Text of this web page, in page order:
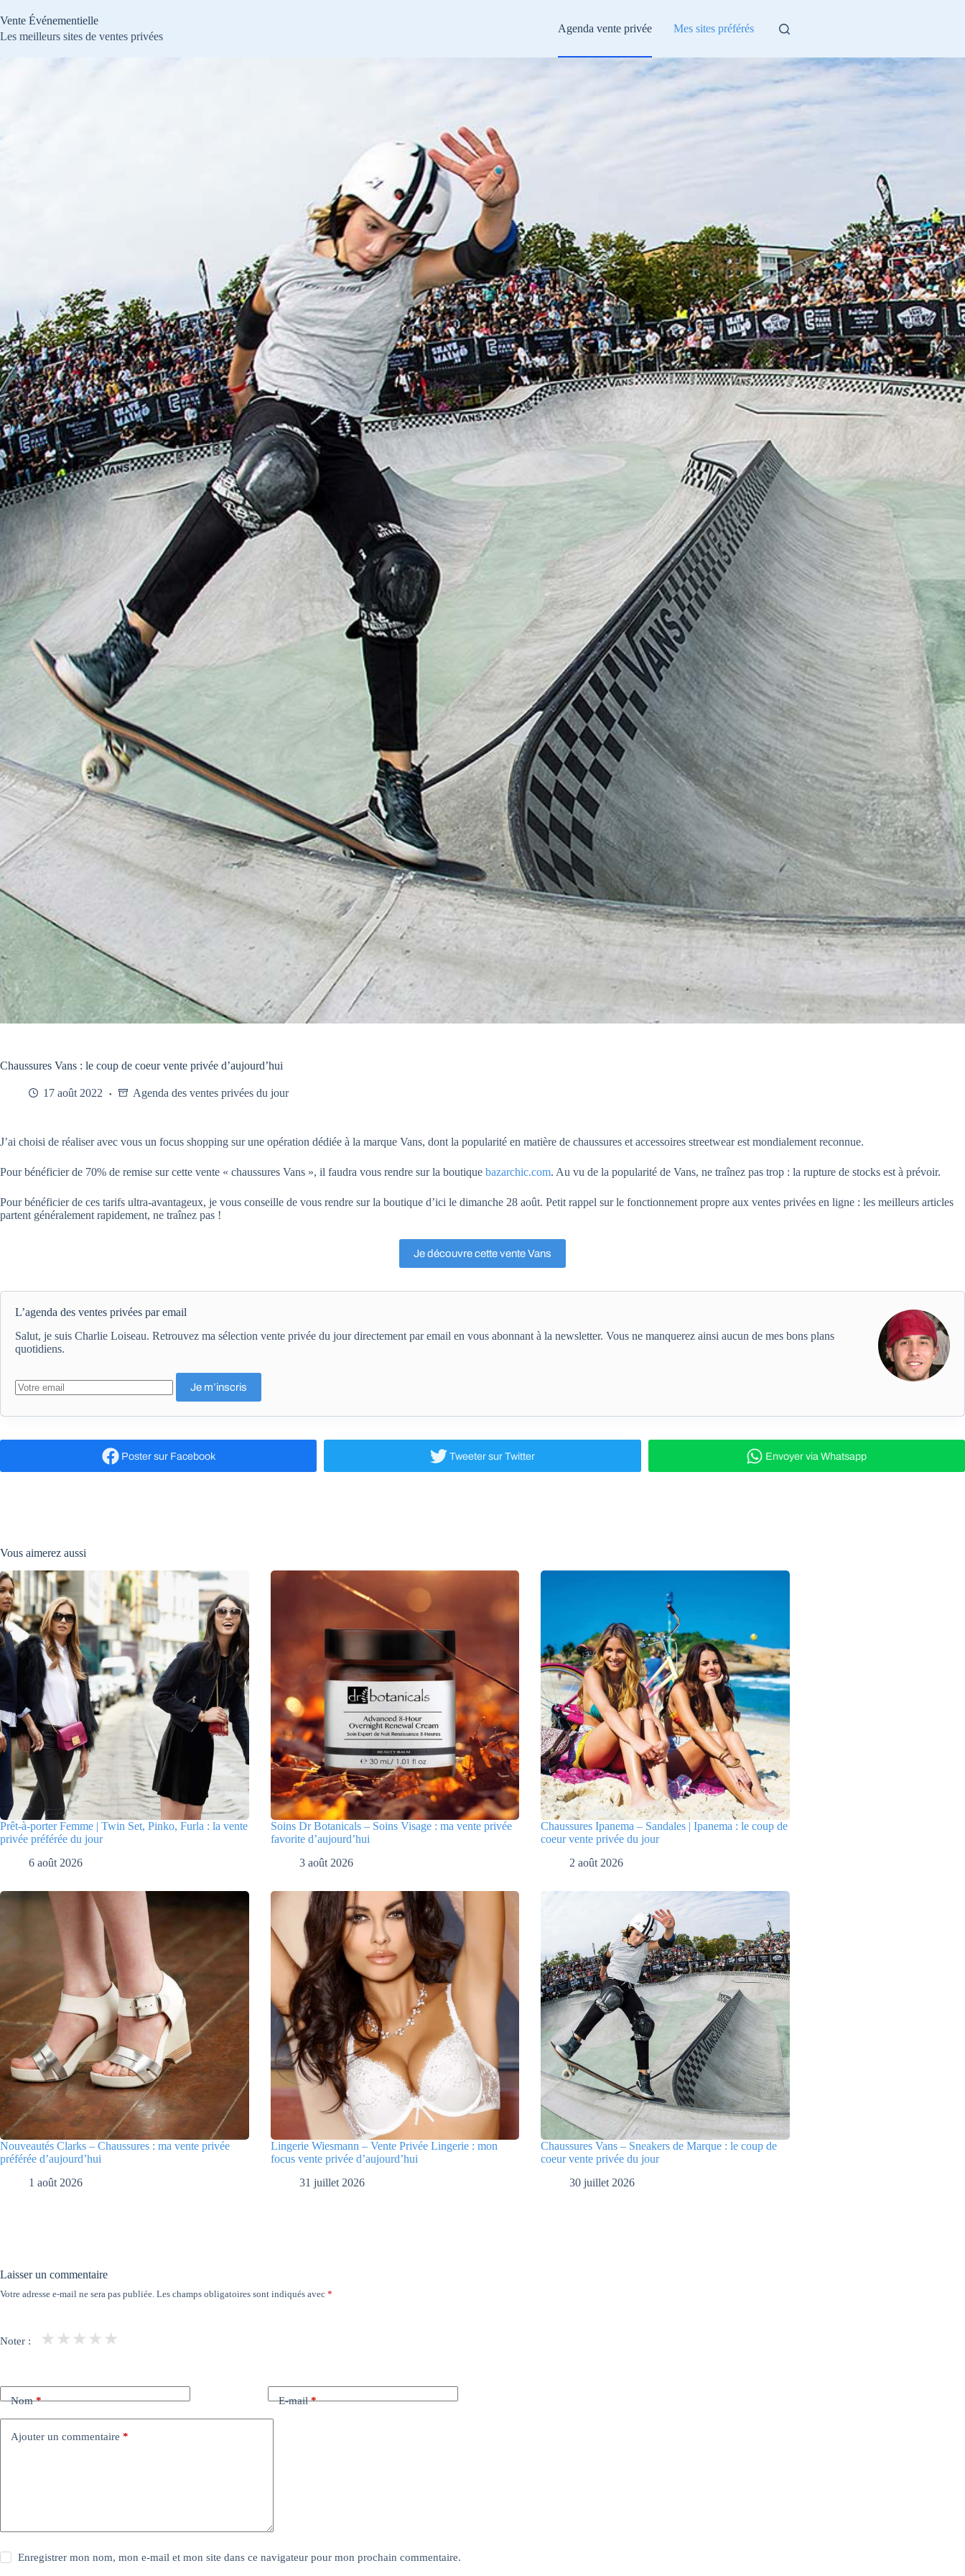
au
contenu
Vente Événementielle
Les meilleurs sites de ventes privées
Agenda vente privée Mes sites préférés
Chaussures Vans : le coup de coeur vente privée d’aujourd’hui
17 août 2022 Agenda des ventes privées du jour
J’ai choisi de réaliser avec vous un focus shopping sur une opération dédiée à la marque Vans, dont la popularité en matière de chaussures et accessoires streetwear est mondialement reconnue.
Pour bénéficier de 70% de remise sur cette vente « chaussures Vans », il faudra vous rendre sur la boutique bazarchic.com. Au vu de la popularité de Vans, ne traînez pas trop : la rupture de stocks est à prévoir.
Pour bénéficier de ces tarifs ultra-avantageux, je vous conseille de vous rendre sur la boutique d’ici le dimanche 28 août. Petit rappel sur le fonctionnement propre aux ventes privées en ligne : les meilleurs articles
partent généralement rapidement, ne traînez pas !
Je découvre cette vente Vans
L’agenda des ventes privées par email
Salut, je suis Charlie Loiseau. Retrouvez ma sélection vente privée du jour directement par email en vous abonnant à la newsletter. Vous ne manquerez ainsi aucun de mes bons plans
quotidiens.
Postersur Facebook Tweetersur Twitter Envoyervia Whatsapp
Vous aimerez aussi
Prêt-à-porter Femme | Twin Set, Pinko, Furla : la vente
privée préférée du jour
6 août 2026
Soins Dr Botanicals – Soins Visage : ma vente privée
favorite d’aujourd’hui
3 août 2026
Chaussures Ipanema – Sandales | Ipanema : le coup de
coeur vente privée du jour
2 août 2026
Nouveautés Clarks – Chaussures : ma vente privée
préférée d’aujourd’hui
1 août 2026
Lingerie Wiesmann – Vente Privée Lingerie : mon
focus vente privée d’aujourd’hui
31 juillet 2026
Chaussures Vans – Sneakers de Marque : le coup de
coeur vente privée du jour
30 juillet 2026
Laisser un commentaire
Votre adresse e-mail ne sera pas publiée. Les champs obligatoires sont indiqués avec *
Noter : ★
★
★
★
★
Nom* E-mail*
Ajouter un commentaire *
Enregistrer mon nom, mon e-mail et mon site dans ce navigateur pour mon prochain commentaire.